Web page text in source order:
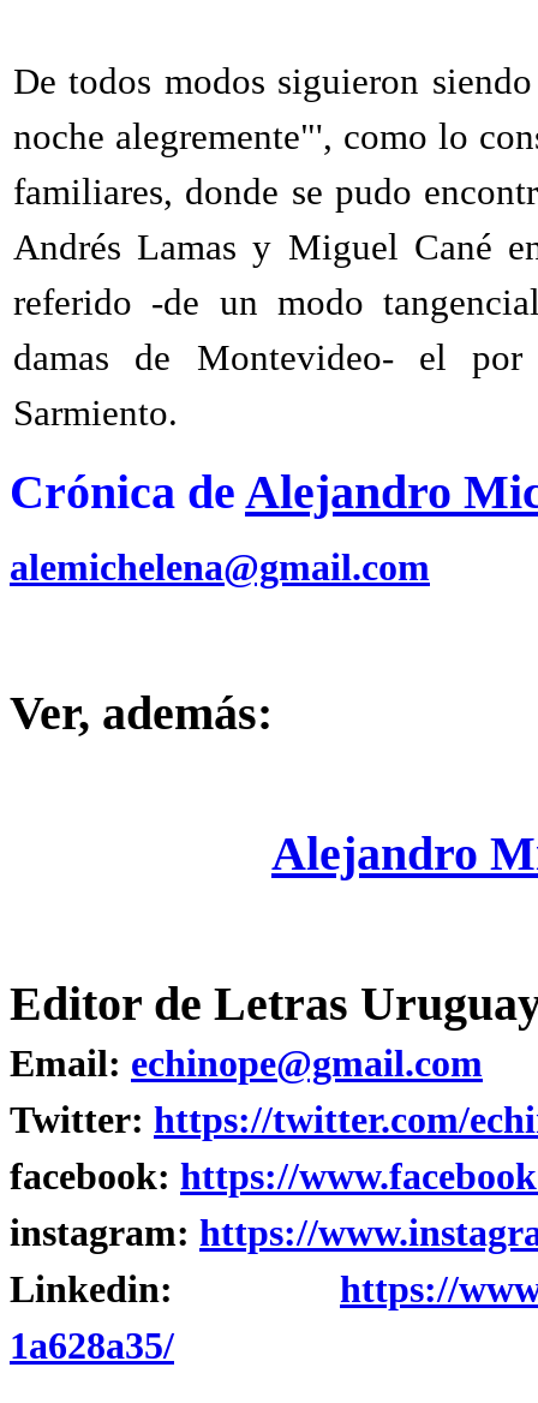
De todos modos siguieron
noche alegremente"', como lo
familiares, donde se pudo
Andrés Lamas y Miguel Cané
referido -de un modo
damas de Montevideo- el
Sarmiento.
Crónica de Alejandro
alemichelena@gmail.com
Ver, además:
Alejandro
Editor de Letras
Email: echinope@gmail.com
Twitter: https://twitter.com/
facebook: https://
instagram: https://
Linkedin: https://
1a628a35/